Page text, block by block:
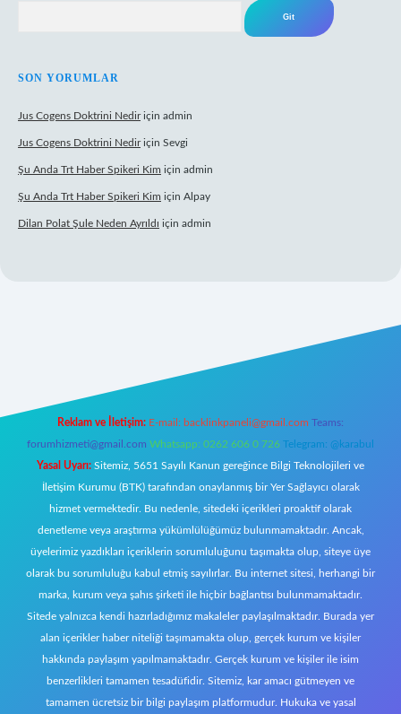
SON YORUMLAR
Jus Cogens Doktrini Nediriçin admin
Jus Cogens Doktrini Nediriçin Sevgi
Şu Anda Trt Haber Spikeri Kim için admin
Şu Anda Trt Haber Spikeri Kim için Alpay
Dilan Polat Şule Neden Ayrıldı için admin
Reklam ve İletişim: E-mail: backlinkpaneli@gmail.com Teams:
forumhizmeti@gmail.com Whatsapp: 0262 606 0 726 Telegram: @karabul
Yasal Uyarı: Sitemiz, 5651 Sayılı Kanun gereğince Bilgi Teknolojileri ve
İletişim Kurumu (BTK) tarafından onaylanmış bir Yer Sağlayıcı olarak
hizmet vermektedir. Bu nedenle, sitedeki içerikleri proaktif olarak
denetleme veya araştırma yükümlülüğümüz bulunmamaktadır. Ancak,
üyelerimiz yazdıkları içeriklerin sorumluluğunu taşımakta olup, siteye üye
olarak bu sorumluluğu kabul etmiş sayılırlar. Bu internet sitesi, herhangi bir
marka, kurum veya şahıs şirketi ile hiçbir bağlantısı bulunmamaktadır.
Sitede yalnızca kendi hazırladığımız makaleler paylaşılmaktadır. Burada yer
alan içerikler haber niteliği taşımamakta olup, gerçek kurum ve kişiler
hakkında paylaşım yapılmamaktadır. Gerçek kurum ve kişiler ile isim
benzerlikleri tamamen tesadüfidir. Sitemiz, kar amacı gütmeyen ve
tamamen ücretsiz bir bilgi paylaşım platformudur. Hukuka ve yasal